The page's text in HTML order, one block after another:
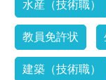
水産（技術職）
教員免許状
建築（技術職）